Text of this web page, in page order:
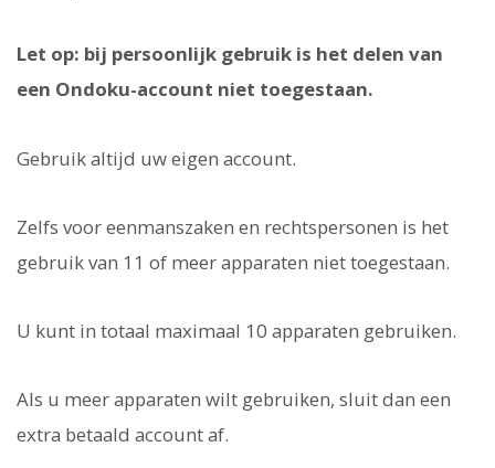
Let op: bij persoonlijk gebruik is het delen van
een Ondoku-account niet toegestaan.
Gebruik altijd uw eigen account.
Zelfs voor eenmanszaken en rechtspersonen is het
gebruik van 11 of meer apparaten niet toegestaan.
U kunt in totaal maximaal 10 apparaten gebruiken.
Als u meer apparaten wilt gebruiken, sluit dan een
extra betaald account af.